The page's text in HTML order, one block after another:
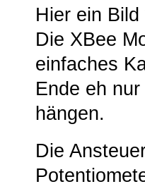
Hier ein
Die XBee
einfaches
Ende eh
hängen.
Die